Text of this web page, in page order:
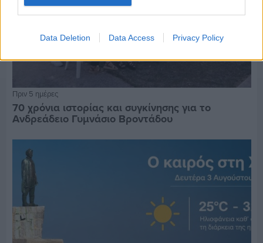
Data Deletion Data Access Privacy Policy
Πριν 5 ημέρες
70 χρόνια ιστορίας και συγκίνησης για το
Ανδρεάδειο Γυμνάσιο Βροντάδου